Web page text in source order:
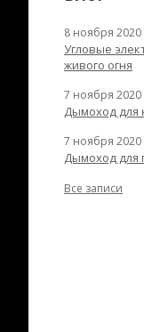
8 ноября 2020
Угловые
живого огня
7 ноября 2020
Дымоход для
7 ноября 2020
Дымоход для
Все записи